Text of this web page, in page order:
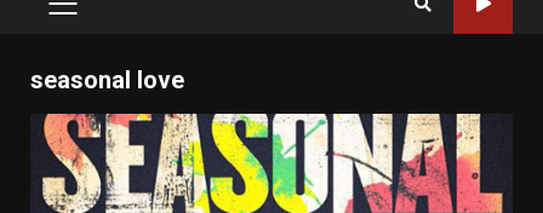
PRIMARY
seasonal love